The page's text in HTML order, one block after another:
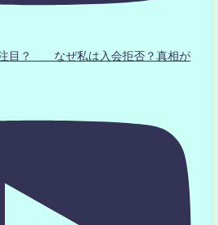
注目？ なぜ私は入会拒否？真相が